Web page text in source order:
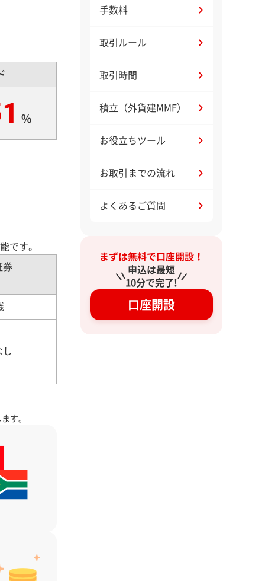
%
です。
券
し
す。
手数料
取引ルール
取引時間
積立（外貨建MMF）
お役立ちツール
お取引までの流れ
よくあるご質問
まずは無料で口座開設！
申込は最短
10分で完了!
口座開設